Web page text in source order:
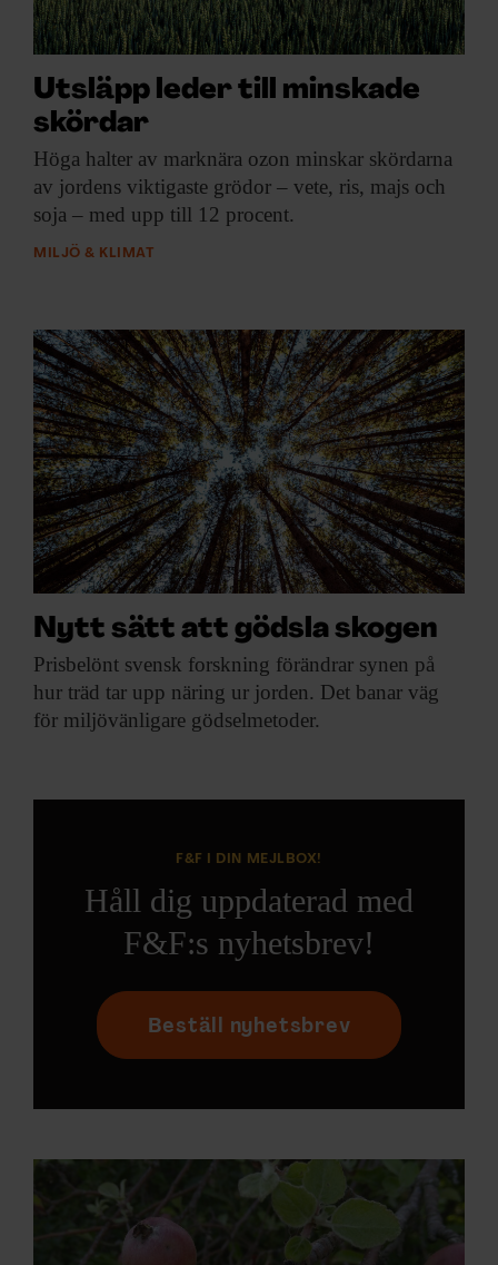
ARKIV & E-TIDNING
EVENEMANG & RESOR
SHOP
KONTAKTA F&F
PRENUMERERA PÅ F&F
ANNONSERA I F&F
OM F&F
Utsläpp leder till minskade
skördar
Höga halter av marknära ozon minskar skördarna
av jordens viktigaste grödor – vete, ris, majs och
soja – med upp till 12 procent.
MILJÖ & KLIMAT
Nytt sätt att gödsla skogen
Prisbelönt svensk forskning förändrar synen på
hur träd tar upp näring ur jorden. Det banar väg
för miljövänligare gödselmetoder.
F&F I DIN MEJLBOX!
Håll dig uppdaterad med
F&F:s nyhetsbrev!
Beställ nyhetsbrev